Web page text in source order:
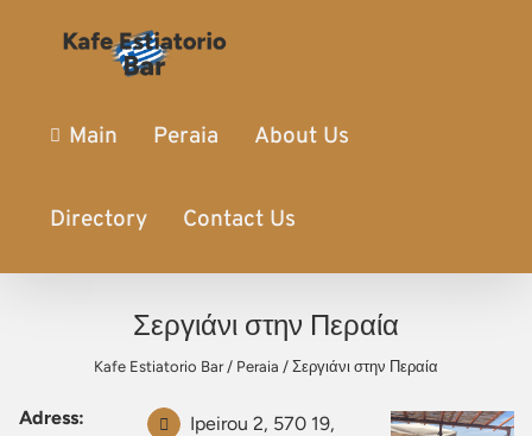
Main Peraia About Us
Directory Contact Us
Σεργιάνι στην Περαία
Kafe Estiatorio Bar/ Peraia / Σεργιάνι στην Περαία
Adress:
Ipeirou 2, 570 19,